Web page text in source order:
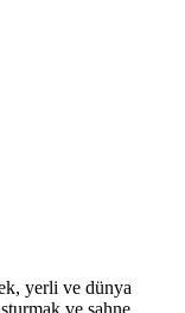
yerli ve dünya